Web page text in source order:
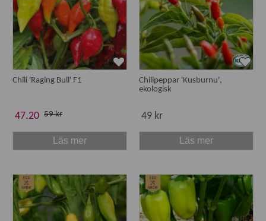
Chili 'Raging Bull' F1
47.20 59 kr
Läs mer
Chilipeppar 'Kusburnu',
ekologisk
49 kr
Läs mer